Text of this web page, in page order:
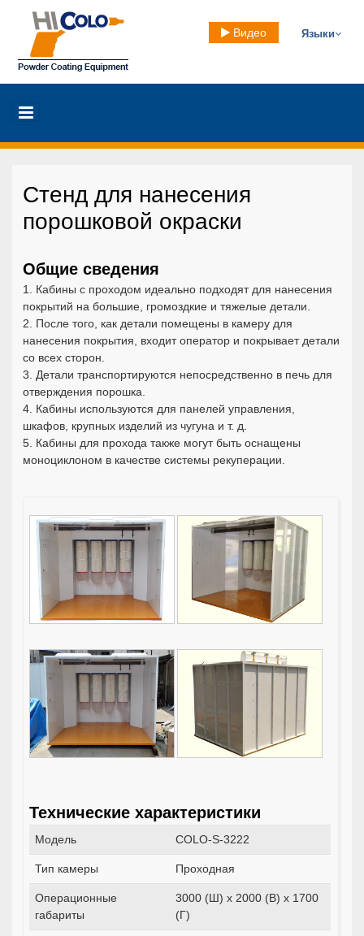
Языки
Видео
Стенд для нанесения
порошковой окраски
Общие сведения
1. Кабины с проходом идеально подходят для нанесения
покрытий на большие, громоздкие и тяжелые детали.
2. После того, как детали помещены в камеру для
нанесения покрытия, входит оператор и покрывает детали
со всех сторон.
3. Детали транспортируются непосредственно в печь для
отверждения порошка.
4. Кабины используются для панелей управления,
шкафов, крупных изделий из чугуна и т. д.
5. Кабины для прохода также могут быть оснащены
моноциклоном в качестве системы рекуперации.
Технические характеристики
Модель COLO-S-3222
Тип камеры Проходная
Операционные
габариты
3000 (Ш) x 2000 (В) x 1700
(Г)